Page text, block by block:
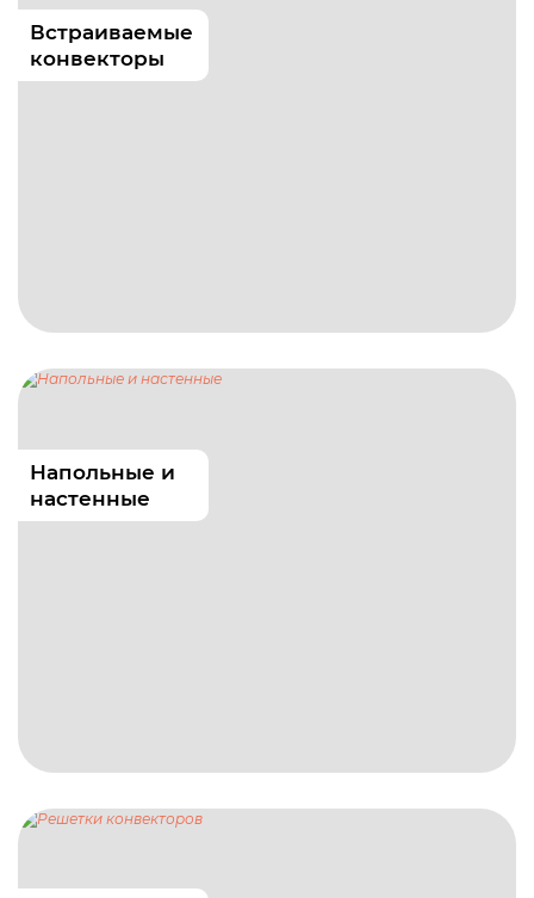
Встраиваемые
конвекторы
Напольные и
настенные